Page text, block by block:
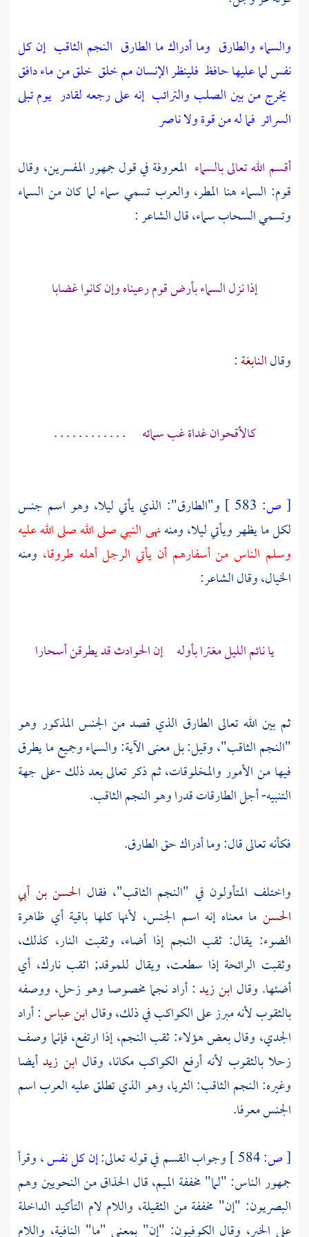
والسماء والطارق وما أدراك ما الطارق النجم الثاقب إن كل
نفس لما عليها حافظ فلينظر الإنسان مم خلق خلق من ماء دافق
يخرج من بين الصلب والترائب إنه على رجعه لقادر يوم تبلى
السرائر فما له من قوة ولا ناصر
أقسم الله تعالى بالسماء المعروفة في قول جمهور المفسرين، وقال
قوم: السماء هنا المطر، والعرب تسمي سماء لما كان من السماء
وتسمي السحاب سماء، قال الشاعر :
إذا نزل السماء بأرض قوم رعيناه وإن كانوا غضابا
وقالالنابغة:
كالأقحوان غداة غب سمائه . . . . . . . . . . . .
[ ص:
و"الطارق": الذي يأتي ليلا، وهو اسم جنس
لكل ما يظهر ويأتي ليلا، ومنهنهى النبي صلى الله صلى الله عليه
وسلم الناس من أسفارهم أن يأتي الرجل أهله طروقا، ومنه
الخيال، وقال الشاعر:
يا نائم الليل مغترا بأوله إن الحوادث قد يطرقن أسحارا
ثم بين الله تعالى الطارق الذي قصد من الجنس المذكور وهو
"النجم الثاقب"، وقيل: بل معنى الآية: والسماء وجميع ما يطرق
فيها من الأمور والمخلوقات، ثم ذكر تعالى بعد ذلك -على جهة
التنبيه- أجل الطارقات قدرا وهو النجم الثاقب.
فكأنه تعالى قال: وما أدراك حق الطارق.
واختلف المتأولون في "النجم الثاقب"، فقال الحسن بن أبي
الحسن ما معناه إنه اسم الجنس، لأنها كلها باقية أي ظاهرة
الضوء: يقال: ثقب النجم إذا أضاء، وثقبت النار، كذلك،
وثقبت الرائحة إذا سطعت، ويقال للموقد; اثقب نارك، أي
أضئها. وقال ابن زيد: أراد نجما مخصوصا وهو زحل، ووصفه
بالثقوب لأنه مبرز على الكواكب في ذلك، وقالابن عباس: أراد
الجدي، وقال بعض هؤلاء: ثقب النجم، إذا ارتفع، فإنما وصف
زحلا بالثقوب لأنه أرفع الكواكب مكانا، وقال ابن زيدأيضا
وغيره: النجم الثاقب: الثريا، وهو الذي تطلق عليهالعرباسم
الجنس معرفا.
[ص: وجواب القسم في قوله تعالى:إن كل نفس، وقرأ
جمهور الناس: "لما" مخففة الميم، قال الحذاق من النحويين وهم
البصريون: "إن" مخففة من الثقيلة، واللام لام التأكيد الداخلة
على الخبر، وقال الكوفيون: "إن" بمعنى "ما" النافية، واللام